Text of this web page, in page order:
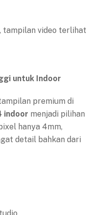
tampilan video terlihat
untuk Indoor
premium di
indoor menjadi pilihan
hanya 4mm,
detail bahkan dari